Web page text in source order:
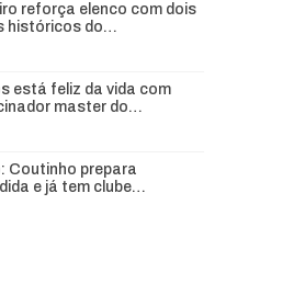
reforça elenco com dois
históricos do…
está feliz da vida com
master do…
Coutinho prepara
e já tem clube…